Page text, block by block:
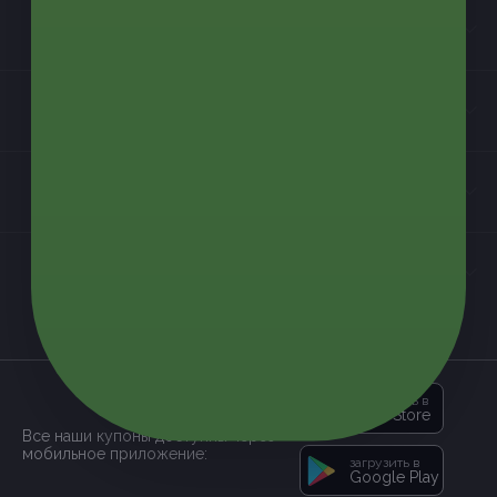
Все наши купоны доступны через
мобильное приложение:
загрузить в
App Store
загрузить в
Google Play